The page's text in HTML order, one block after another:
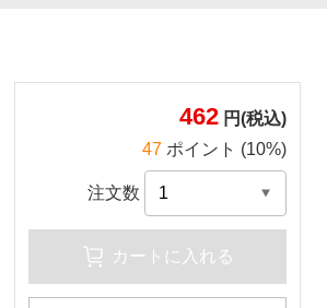
462 円(税込)
47 ポイント (10%)
注文数
カートに入れる